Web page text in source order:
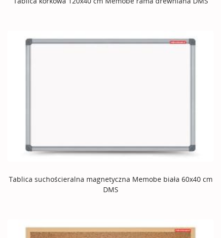
Tablica suchościeralna magnetyczna Memobe biała 60x40 cm
DMS